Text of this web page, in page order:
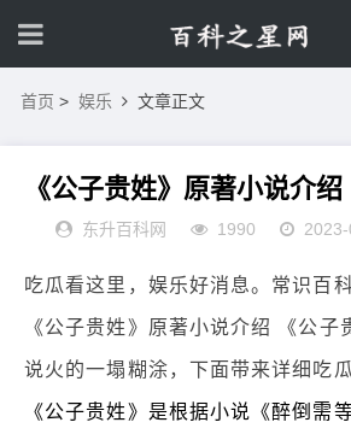
首页 > 娱乐 文章正文
东升百科网 1990
吃瓜看这里，娱乐好消息。常识百
《公子贵姓》原著小说介绍 《公子
说火的一塌糊涂，下面带来详细吃瓜
《公子贵姓》是根据小说《醉倒需